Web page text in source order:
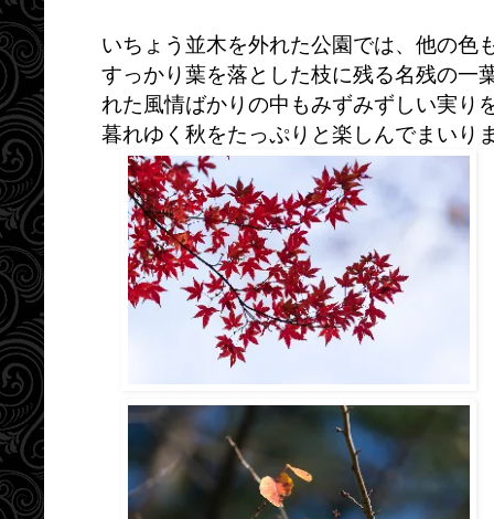
いちょう並木を外れた公園では、他の色
すっかり葉を落とした枝に残る名残の一
れた風情ばかりの中もみずみずしい実
暮れゆく秋をたっぷりと楽しんでまいり